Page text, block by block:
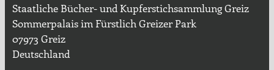
Staatliche Bücher- und Kupferstichsammlung Greiz
Sommerpalais im Fürstlich Greizer Park
07973 Greiz
Deutschland